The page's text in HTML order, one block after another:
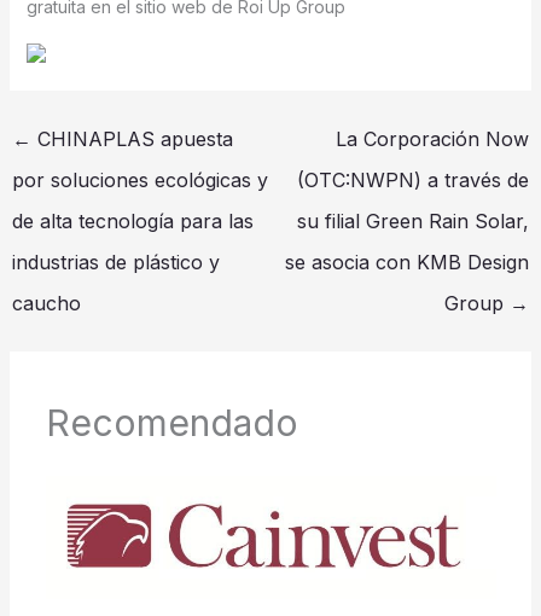
gratuita en el sitio web de Roi Up Group
← CHINAPLAS apuesta
por soluciones ecológicas y
de alta tecnología para las
industrias de plástico y
caucho
La Corporación Now
(OTC:NWPN) a través de
su filial Green Rain Solar,
se asocia con KMB Design
Group →
Recomendado